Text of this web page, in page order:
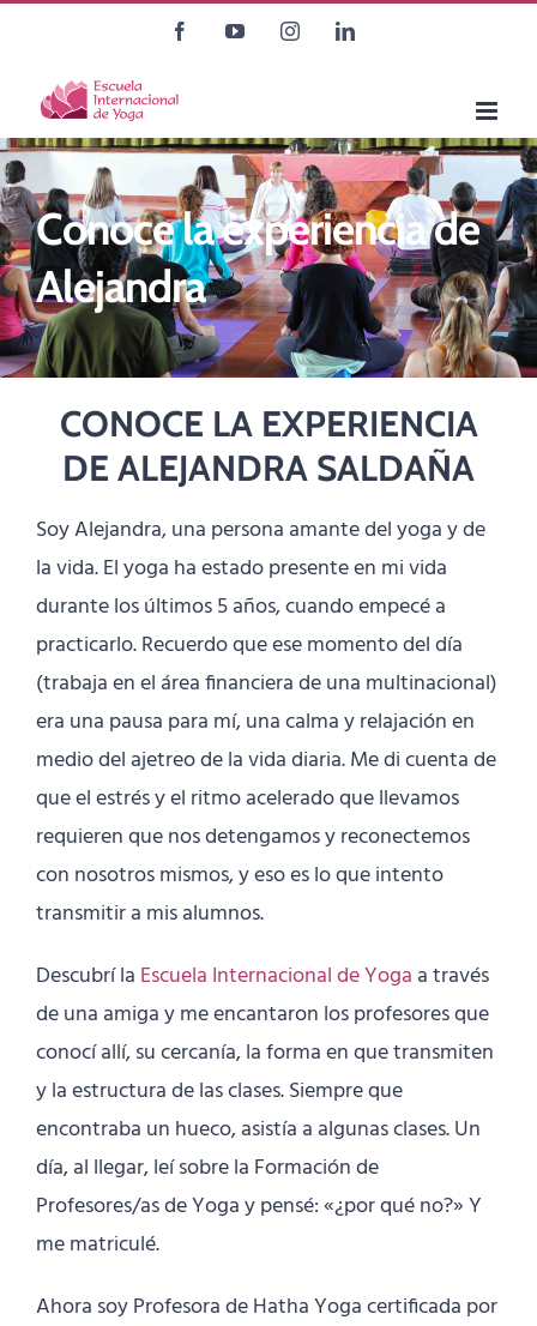
contenido
FacebookYouTubeInstagramLinkedIn
Conoce la experiencia de
Alejandra
CONOCE LA EXPERIENCIA
DE ALEJANDRA SALDAÑA
Soy Alejandra, una persona amante del yoga y de
la vida. El yoga ha estado presente en mi vida
durante los últimos 5 años, cuando empecé a
practicarlo. Recuerdo que ese momento del día
(trabaja en el área financiera de una multinacional)
era una pausa para mí, una calma y relajación en
medio del ajetreo de la vida diaria. Me di cuenta de
que el estrés y el ritmo acelerado que llevamos
requieren que nos detengamos y reconectemos
con nosotros mismos, y eso es lo que intento
transmitir a mis alumnos.
Descubrí la Escuela Internacional de Yoga a través
de una amiga y me encantaron los profesores que
conocí allí, su cercanía, la forma en que transmiten
y la estructura de las clases. Siempre que
encontraba un hueco, asistía a algunas clases. Un
día, al llegar, leí sobre la Formación de
Profesores/as de Yoga y pensé: «¿por qué no?» Y
me matriculé.
Ahora soy Profesora de Hatha Yoga certificada por